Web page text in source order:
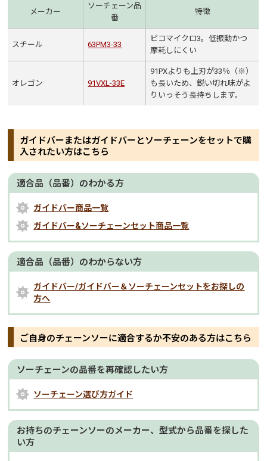
メーカー
ソーチェーン品
番
特徴
スチール 63PM3-33
ピコマイクロ3。低振動かつ
摩耗しにくい
オレゴン 91VXL-33E
91PXよりも上刃が33％（※）
も長いため、鋭い切れ味がよ
りいっそう長持ちします。
ガイドバーまたはガイドバーとソーチェーンをセットで購
入されたい方はこちら
適合品（品番）のわかる方
ガイドバー商品一覧
ガイドバー&ソーチェーンセット商品一覧
適合品（品番）のわからない方
ガイドバー/ガイドバー＆ソーチェーンセットをお探しの
方へ
ご自身のチェーンソーに適合するか不安のある方はこちら
ソーチェーンの品番を再確認したい方
ソーチェーン選び方ガイド
お持ちのチェーンソーのメーカー、型式から品番を探した
い方